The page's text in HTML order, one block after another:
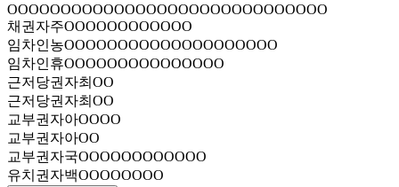
OOOOOOOOOOOOOOOOOOOOOOOOOOOOOO
채권자주OOOOOOOOOOOO
임차인농OOOOOOOOOOOOOOOOOOOO
임차인휴OOOOOOOOOOOOOOO
근저당권자최OO
근저당권자최OO
교부권자아OOOO
교부권자아OO
교부권자국OOOOOOOOOOOO
유치권자백OOOOOOOO